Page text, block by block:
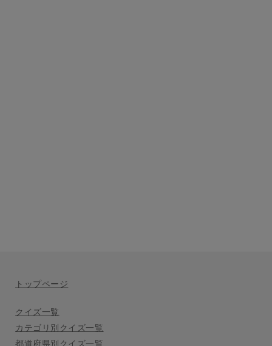
トップページ
クイズ一覧
カテゴリ別クイズ一覧
都道府県別クイズ一覧